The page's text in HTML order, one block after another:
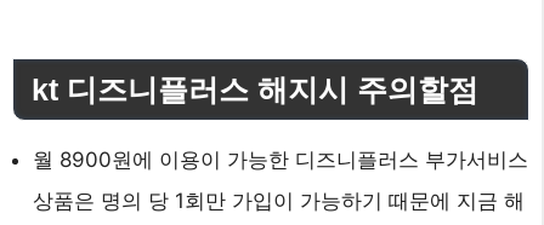
kt 디즈니플러스 해지시 주의할점
월 8900원에 이용이 가능한 디즈니플러스 부가서비스
상품은 명의 당 1회만 가입이 가능하기 때문에 지금 해